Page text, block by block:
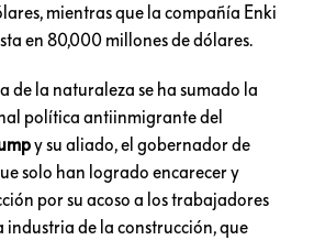
mientras que la compañía Enki
en 80,000 millones de dólares.
de la naturaleza se ha sumado la
política antiinmigrante del
y su aliado, el gobernador de
solo han logrado encarecer y
por su acoso a los trabajadores
industria de la construcción, que